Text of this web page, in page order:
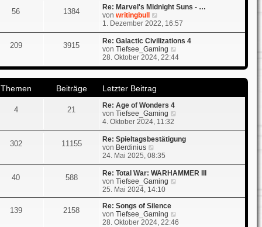
t
r
a
r
e
t
r
a
t
r
g
56 1384
Re: Marvel's Midnight Suns - …
vonwritingbull
e
u
e
s
r
B
i
t
r
a
g
1. Dezember 2022, 16:57
209 3915
Re: Galactic Civilizations 4
vonTiefsee_Gaming
e
u
e
i
t
g
28. Oktober 2024, 22:44
Themen Beiträge
Letzter Beitrag
4 21
Re: Age of Wonders 4
vonTiefsee_Gaming
u
e
r
a
4. Oktober 2024, 11:32
302 11155
Re: Spieltagsbestätigung
von Berdinius
e
u
e
s
t
e
r
B
e
24. Mai 2025, 08:35
40 588
Re: Total War: WARHAMMER III
vonTiefsee_Gaming
u
t
25. Mai 2024, 14:10
139 2158
Re: Songs of Silence
vonTiefsee_Gaming
e
28. Oktober 2024, 22:46